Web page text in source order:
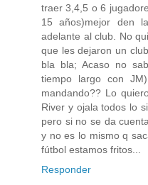
traer 3,4,5 o 6
15 años)mejor den
adelante al club. No
que les dejaron un
bla bla; Acaso no
tiempo largo con
mandando?? Lo
River y ojala todos lo
pero si no se da
y no es lo mismo q
fútbol estamos fritos...
Responder